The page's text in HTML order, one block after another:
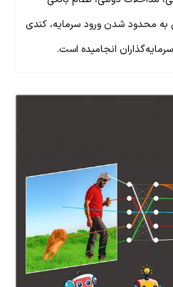
به محدود شدن ورود سرمایه، کندی
انجامیده است.